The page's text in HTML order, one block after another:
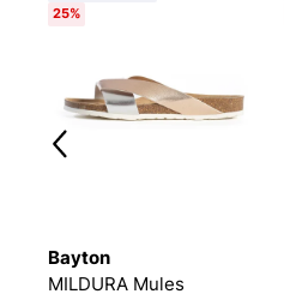
25%
Bayton
MILDURA Mules